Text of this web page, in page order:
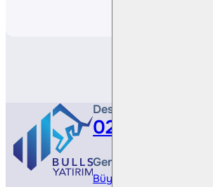
Destek Hattı
0212 410
Genel Müdürlük
Büyükdere Cad. No